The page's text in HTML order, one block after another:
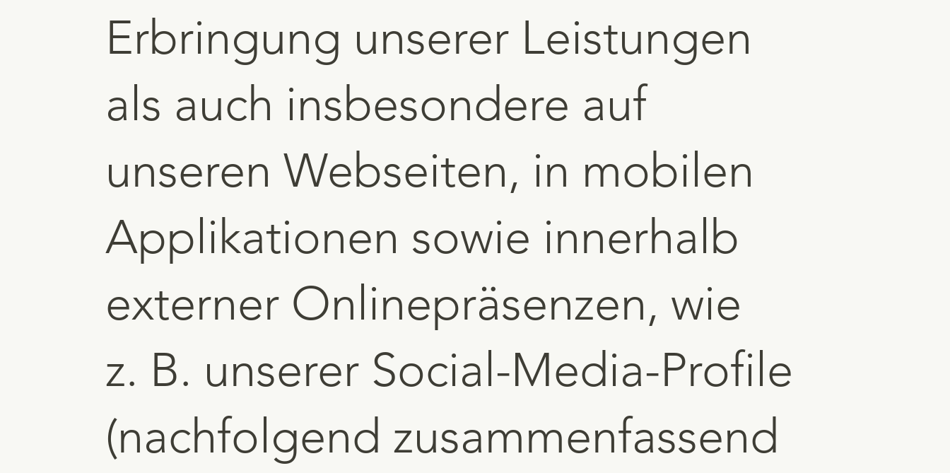
Erbringung unserer Leistungen
als auch insbesondere auf
unseren Webseiten, in mobilen
Applikationen sowie innerhalb
externer Onlinepräsenzen, wie
z. B. unserer Social-Media-Profile
(nachfolgend zusammenfassend